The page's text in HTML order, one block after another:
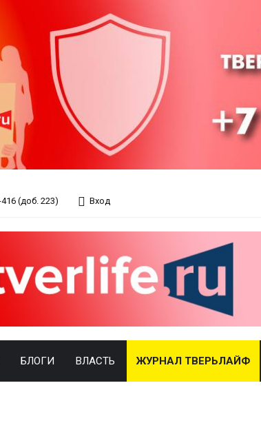
(доб. 223) Вход
БЛОГИ ВЛАСТЬ ЖУРНАЛ ТВЕРЬЛАЙФ